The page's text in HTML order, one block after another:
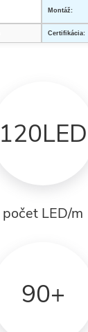
Montáž:
Certifikácia:
120LED
počet LED/m
90+